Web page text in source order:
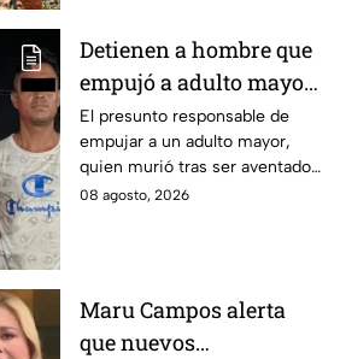
Detienen a hombre que
empujó a adulto mayor
hacia un tráiler en
Monterrey
El presunto responsable de
empujar a un adulto mayor,
quien murió tras ser aventado
al paso de un tráiler en
08 agosto, 2026
Maru Campos alerta
que nuevos